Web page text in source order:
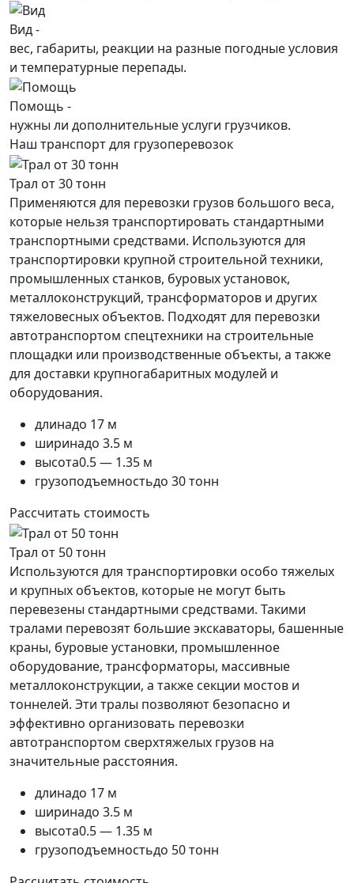
Вид -
вес, габариты, реакции на разные погодные условия
и температурные перепады.
Помощь -
нужны ли дополнительные услуги грузчиков.
Наш транспорт для грузоперевозок
Трал от 30 тонн
Применяются для перевозки грузов большого веса,
которые нельзя транспортировать стандартными
транспортными средствами. Используются для
транспортировки крупной строительной техники,
промышленных станков, буровых установок,
металлоконструкций, трансформаторов и других
тяжеловесных объектов. Подходят для перевозки
автотранспортом спецтехники на строительные
площадки или производственные объекты, а также
для доставки крупногабаритных модулей и
оборудования.
длинадо 17 м
ширинадо 3.5 м
высота0.5 — 1.35 м
грузоподъемностьдо 30 тонн
Рассчитать стоимость
Трал от 50 тонн
Используются для транспортировки особо тяжелых
и крупных объектов, которые не могут быть
перевезены стандартными средствами. Такими
тралами перевозят большие экскаваторы, башенные
краны, буровые установки, промышленное
оборудование, трансформаторы, массивные
металлоконструкции, а также секции мостов и
тоннелей. Эти тралы позволяют безопасно и
эффективно организовать перевозки
автотранспортом сверхтяжелых грузов на
значительные расстояния.
длинадо 17 м
ширинадо 3.5 м
высота0.5 — 1.35 м
грузоподъемностьдо 50 тонн